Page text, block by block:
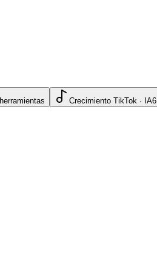
herramientas Crecimiento TikTok · IA6